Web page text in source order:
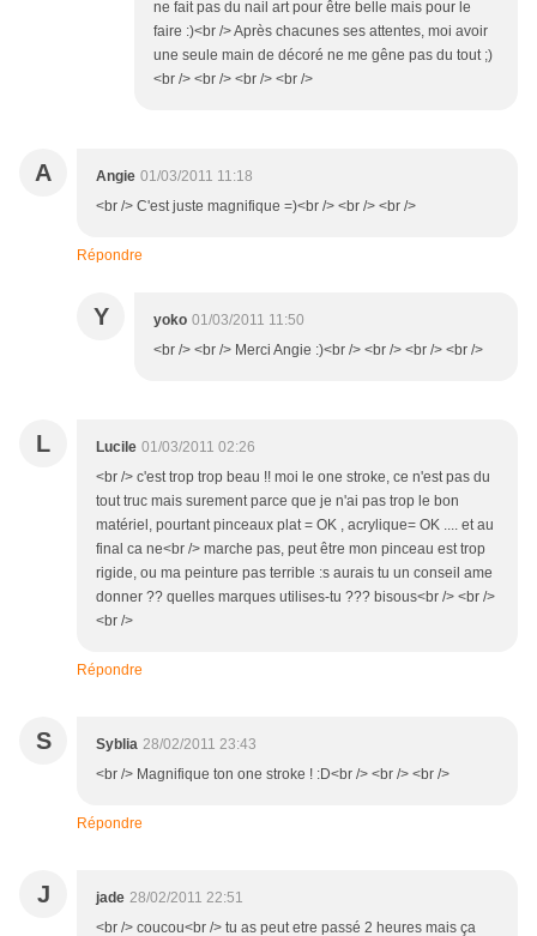
ne fait pas du nail art pour être belle mais pour le
faire :)<br /> Après chacunes ses attentes, moi avoir
une seule main de décoré ne me gêne pas du tout ;)
<br /> <br /> <br /> <br />
A Angie 01/03/2011 11:18
<br /> C'est juste magnifique =)<br /> <br /> <br />
Répondre
Y yoko 01/03/2011 11:50
<br /> <br /> Merci Angie :)<br /> <br /> <br /> <br />
L Lucile 01/03/2011 02:26
<br /> c'est trop trop beau !! moi le one stroke, ce n'est pas du
tout truc mais surement parce que je n'ai pas trop le bon
matériel, pourtant pinceaux plat = OK , acrylique= OK .... et au
final ca ne<br /> marche pas, peut être mon pinceau est trop
rigide, ou ma peinture pas terrible :s aurais tu un conseil ame
donner ?? quelles marques utilises-tu ??? bisous<br /> <br />
<br />
Répondre
S Syblia 28/02/2011 23:43
<br /> Magnifique ton one stroke ! :D<br /> <br /> <br />
Répondre
J jade 28/02/2011 22:51
<br /> coucou<br /> tu as peut etre passé 2 heures mais ça